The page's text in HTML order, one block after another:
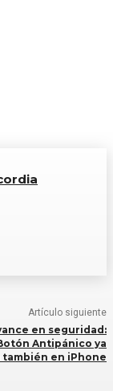
Artículo siguiente
en seguridad:
Antipánico ya
en iPhone